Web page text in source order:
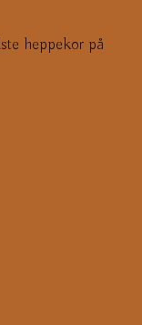
heppekor på